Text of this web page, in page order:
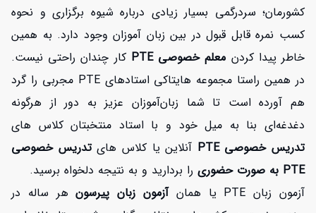
کشورمان؛ سردرگمی بسیار زیادی درباره شیوه برگزاری و نحوه
کسب نمره قابل قبول در بین زبان آموزان وجود دارد. به همین
خاطر پیدا کردن معلم خصوصی PTE
کار چندان راحتی نیست.
در همین راستا مجموعه هایتاکی استادهای PTE مجربی را گرد
هم آورده است تا شما زبان‌آموزان عزیز به دور از هرگونه
دغدغه‌ای بنا به میل خود و با استاد منتخبتان کلاس های
تدریس خصوصی PTE
آنلاین یا کلاس هایتدریس خصوصی
PTE به صورت حضوری
را بردارید و به نتیجه دلخواه برسید.
آزمون زبان PTE یا همان
آزمون زبان پیرسونهر ساله در